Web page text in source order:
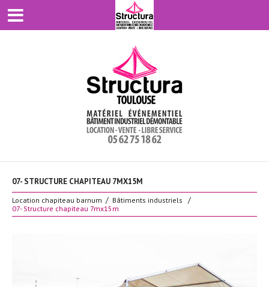
07- STRUCTURE CHAPITEAU 7MX15M
Location chapiteau barnum
Bâtiments industriels
07- Structure chapiteau 7mx15m